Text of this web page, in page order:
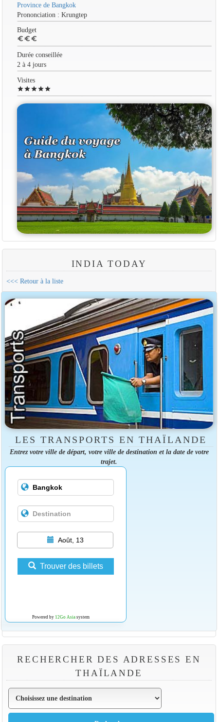
Province de Bangkok
Prononciation : Krungtep
Budget
euro euro euro
Durée conseillée
2 à 4 jours
Visites
starstarstarstarstar
INDIA TODAY
<<< Retour à la liste
LES TRANSPORTS EN THAÏLANDE
Entrez votre ville de départ, votre ville de destination et la date de votre
trajet.
Août, 13
Trouver des billets
Powered by 12Go Asia system
RECHERCHER DES ADRESSES EN
THAÏLANDE